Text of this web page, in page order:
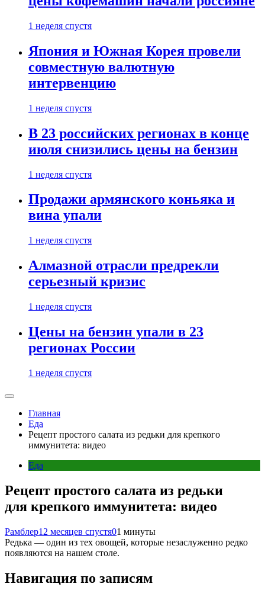
1 неделя спустя
Япония и Южная Корея провели
совместную валютную
интервенцию
1 неделя спустя
В 23 российских регионах в конце
июля снизились цены на бензин
1 неделя спустя
Продажи армянского коньяка и
вина упали
1 неделя спустя
Алмазной отрасли предрекли
серьезный кризис
1 неделя спустя
Цены на бензин упали в 23
регионах России
1 неделя спустя
Главная
Еда
Рецепт простого салата из редьки для крепкого
иммунитета: видео
Еда
Рецепт простого салата из редьки
для крепкого иммунитета: видео
Рамблер12 месяцев спустя01 минуты
Редька — один из тех овощей, которые незаслуженно редко
появляются на нашем столе.
Навигация по записям